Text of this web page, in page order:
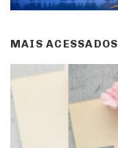
MAIS ACESSADOS